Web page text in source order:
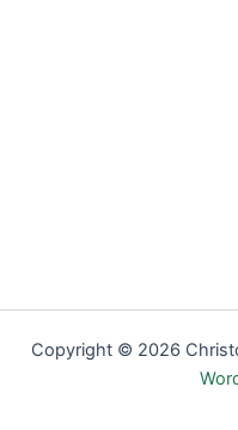
Copyright © 2026